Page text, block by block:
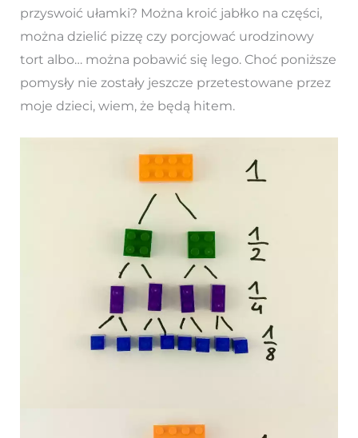
przyswoić ułamki? Można kroić jabłko na części,
można dzielić pizzę czy porcjować urodzinowy
tort albo… można pobawić się lego. Choć poniższe
pomysły nie zostały jeszcze przetestowane przez
moje dzieci, wiem, że będą hitem.